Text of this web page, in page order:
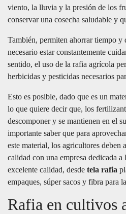
viento, la lluvia y la presión de los
conservar una cosecha saludable y
También, permiten ahorrar tiempo y
necesario estar constantemente
sentido, el uso de la rafia agrícola
herbicidas y pesticidas necesarios
Esto es posible, dado que es un
lo que quiere decir que, los
descomponer y se mantienen en el
importante saber que para
este material, los agricultores deben
calidad con una empresa dedicada
excelente calidad, desde tela rafia
empaques, súper sacos y fibra para
Rafia en cultivos